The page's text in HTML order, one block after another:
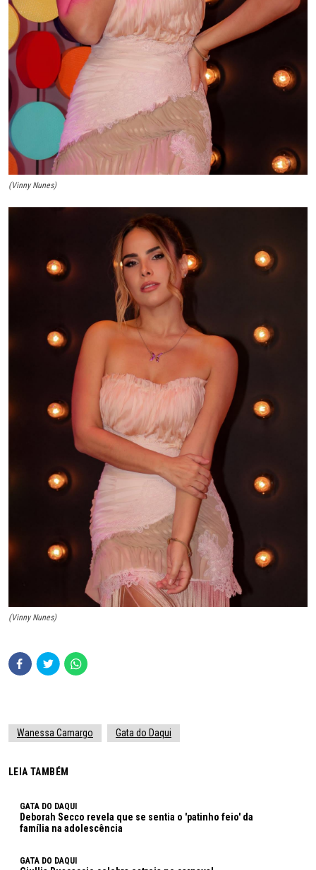
(Vinny Nunes)
(Vinny Nunes)
Wanessa Camargo Gata do Daqui
LEIA TAMBÉM
GATA DO DAQUI
Deborah Secco revela que se sentia o 'patinho feio' da
família na adolescência
GATA DO DAQUI